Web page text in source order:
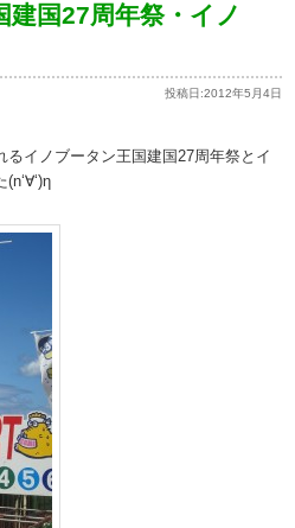
国27周年祭・イノ
投稿日:2012年5月4日
イノブータン王国建国27周年祭とイ